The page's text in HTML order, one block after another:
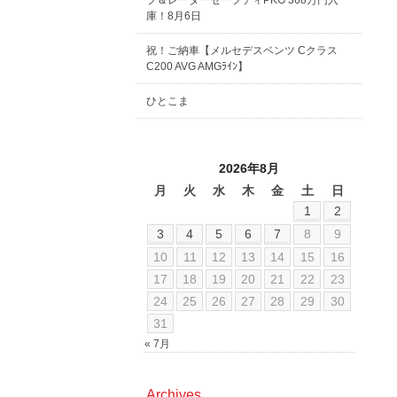
庫！8月6日
祝！ご納車【メルセデスベンツ Cクラス
C200 AVG AMGﾗｲﾝ】
ひとこま
2026年8月
月
火 水 木 金 土
日
1
2
3
4 5 6 7 8
9
10
11 12 13 14 15
16
17
18 19 20 21 22
23
24
25 26 27 28 29
30
31
« 7月